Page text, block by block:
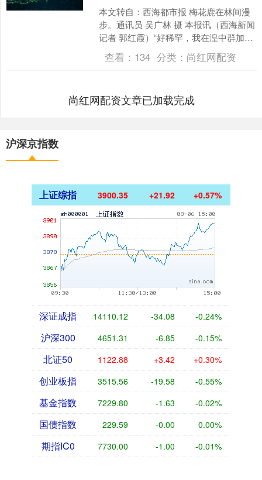
本文转自：西海都市报 梅花鹿在林间漫
步。通讯员 吴广林 摄 本报讯（西海新闻
记者 郭红霞）“好稀罕，我在湟中群加偶
遇了两只野生梅花鹿。这不是我第一次
在群加看见野....
查看： 134 分类： 尚红网配资
尚红网配资文章已加载完成
沪深京指数
上证综指 3900.35 +21.92 +0.57%
深证成指 14110.12 -34.08 -0.24%
沪深300 4651.31 -6.85 -0.15%
北证50 1122.88 +3.42 +0.30%
创业板指 3515.56 -19.58 -0.55%
基金指数 7229.80 -1.63 -0.02%
国债指数 229.59 -0.00 0.00%
期指IC0 7730.00 -1.00 -0.01%